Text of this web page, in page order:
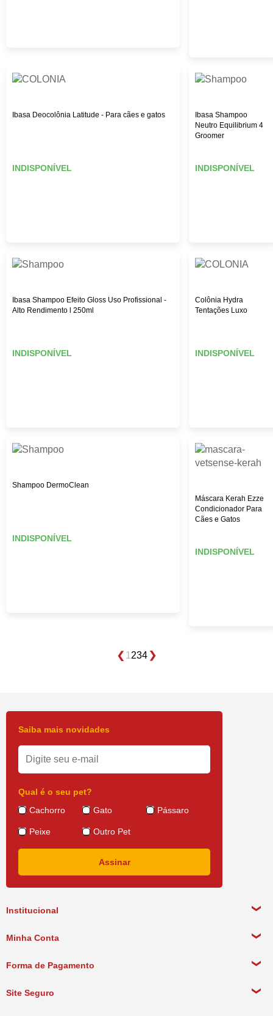
Ibasa Deocolônia Latitude - Para cães e gatos
INDISPONÍVEL
Ibasa Shampoo
Neutro Equilibrium 4
Groomer
INDISPONÍVEL
Ibasa Shampoo Efeito Gloss Uso Profissional -
Alto Rendimento l 250ml
INDISPONÍVEL
Colônia Hydra
Tentações Luxo
INDISPONÍVEL
Shampoo DermoClean
INDISPONÍVEL
Máscara Kerah Ezze
Condicionador Para
Cães e Gatos
INDISPONÍVEL
1 234
Institucional
Política de Pagamento
Política de Entrega
Minha Conta
Forma de Pagamento
Site Seguro
Saiba mais novidades
Qual é o seu pet?
Cachorro
Gato Pássaro
Peixe Outro Pet